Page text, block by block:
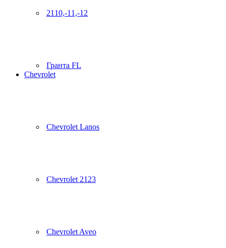
2110,-11,-12
Гранта FL
Chevrolet
Chevrolet Lanos
Chevrolet 2123
Chevrolet Aveo